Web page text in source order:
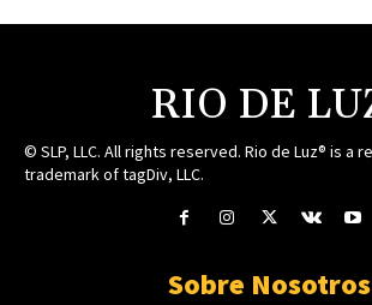
RIO DE
© SLP, LLC. All rights reserved. Rio de Luz® is a
trademark of tagDiv, LLC.
Sobre Nosotros